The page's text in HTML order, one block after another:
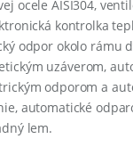
ocele AISI304,
kontrolka
odpor okolo rámu
uzáverom, a
odporom a
, automatické
lem.